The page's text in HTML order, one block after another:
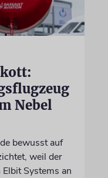
Nebel
bewusst auf
weil der
Systems an